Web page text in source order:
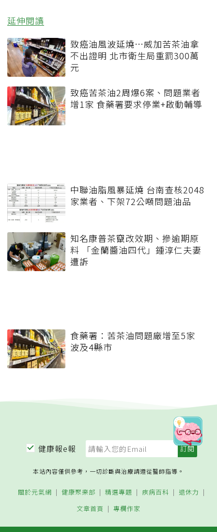
延伸閱讀
致癌油風波延燒…威加苦茶油拿
不出證明 北市衛生局重罰300萬
元
致癌苦茶油2周爆6案、問題業者
增1家 食藥署要求停業+啟動輔導
中聯油脂風暴延燒 台南查核2048
家業者、下架72公噸問題油品
知名康普茶竄改效期、摻逾期原
料 「金蘭醬油四代」鍾淳仁夫妻
遭訴
食藥署：苦茶油問題廠增至5家
波及4縣市
健康報e報
本站內容僅供參考，一切診斷與治療請遵從醫師指導。
關於元氣網 健康聚樂部 精選專題 疾病百科
退休力
文章首頁
專欄作家